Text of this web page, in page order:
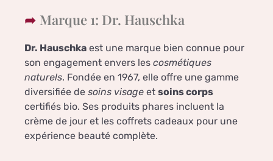
Marque 1: Dr. Hauschka
Dr. Hauschka est une marque bien connue pour
son engagement envers les cosmétiques
naturels. Fondée en 1967, elle offre une gamme
diversifiée de soins visage et soins corps
certifiés bio. Ses produits phares incluent la
crème de jour et les coffrets cadeaux pour une
expérience beauté complète.